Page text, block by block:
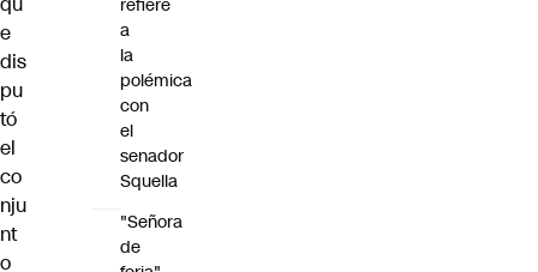
e
dis
pu
tó
el
co
nju
nt
o
refiere
a
la
polémica
con
el
senador
Squella
"Señora
de